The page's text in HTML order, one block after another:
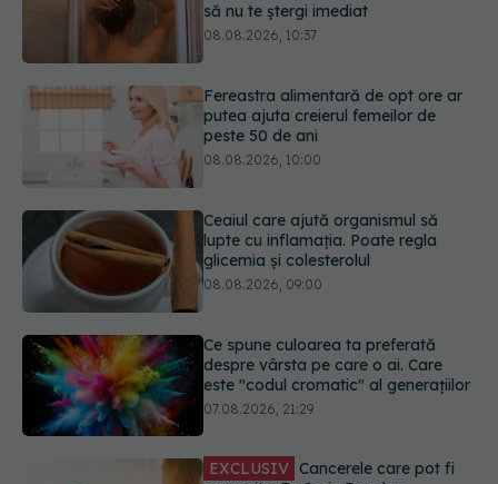
peste 50 de ani
08.08.2026, 10:00
Ceaiul care ajută organismul să
lupte cu inflamația. Poate regla
glicemia și colesterolul
08.08.2026, 09:00
Ce spune culoarea ta preferată
despre vârsta pe care o ai. Care
este "codul cromatic" al generațiilor
07.08.2026, 21:29
EXCLUSIV Cancerele care pot fi
prevenite. Dr. Sorin Bogdan
(SANADOR): Au metode de
prevenție
Trucul simplu de vară care te
URMĂREȘTE-NE ȘI PE: